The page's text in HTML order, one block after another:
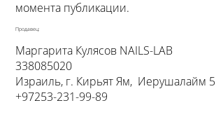
момента публикации.
Продавец:
Маргарита Кулясов NAILS-LAB
338085020
Израиль, г. Кирьят Ям, Иерушалайм 5
+97253-231-99-89‬